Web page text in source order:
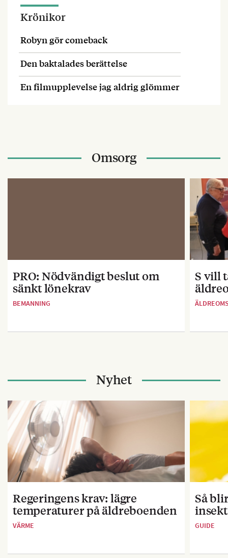
Krönikor
Robyn gör comeback
Den baktalades berättelse
En filmupplevelse jag aldrig glömmer
Omsorg
PRO: Nödvändigt beslut om
sänkt lönekrav
BEMANNING
S vill
Nyhet
Regeringens krav: lägre
temperaturer på äldreboenden
VÄRME
Så
GUIDE